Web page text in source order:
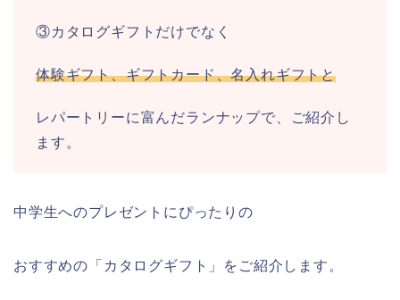
③カタログギフトだけでなく
体験ギフト、ギフトカード、名入れギフトと
レパートリーに富んだランナップで、ご紹介し
ます。
中学生へのプレゼントにぴったりの
おすすめの「カタログギフト」をご紹介します。